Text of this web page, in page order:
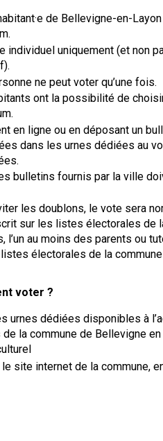
de Bellevigne-en-
individuel uniquement (et non
ne peut voter qu’une fois.
ont la possibilité de
en ligne ou en déposant un
dans les urnes dédiées au
bulletins fournis par la ville
les doublons, le vote sera
sur les listes électorales de
l’un au moins des parents ou
électorales de la
voter ?
urnes dédiées disponibles à
la commune de Bellevigne en
site internet de la commune,